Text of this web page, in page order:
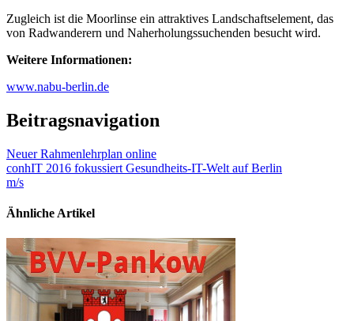
Zugleich ist die Moorlinse ein attraktives Landschaftselement, das
von Radwanderern und Naherholungssuchenden besucht wird.
Weitere Informationen:
www.nabu-berlin.de
Beitragsnavigation
Neuer Rahmenlehrplan online
conhIT 2016 fokussiert Gesundheits-IT-Welt auf Berlin
m/s
Ähnliche Artikel